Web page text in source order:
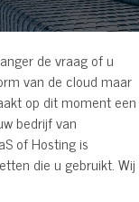
de vraag of u
van de cloud maar
op dit moment een
bedrijf van
of Hosting is
die u gebruikt. Wij